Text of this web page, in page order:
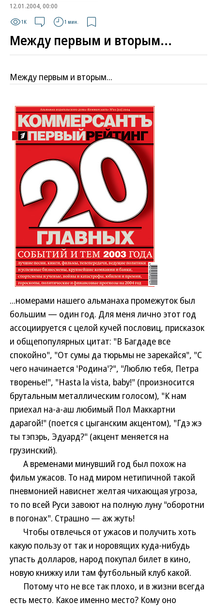
12.01.2004, 00:00
1K 1 мин.
Между первым и вторым...
Между первым и вторым...
...номерами нашего альманаха промежуток был
большим — один год. Для меня лично этот год
ассоциируется с целой кучей пословиц, присказок
и общепопулярных цитат: "В Багдаде все
спокойно", "От сумы да тюрьмы не зарекайся", "С
чего начинается 'Родина'?", "Люблю тебя, Петра
творенье!", "Hasta la vista, baby!" (произносится
брутальным металлическим голосом), "К нам
приехал на-а-аш любимый Пол Маккартни
дарагой!" (поется с цыганским акцентом), "Гдэ жэ
ты тэпэрь, Эдуард?" (акцент меняется на
грузинский).
А временами минувший год был похож на
фильм ужасов. То над миром нетипичной такой
пневмонией нависнет желтая чихающая угроза,
то по всей Руси завоют на полную луну "оборотни
в погонах". Страшно — аж жуть!
Чтобы отвлечься от ужасов и получить хоть
какую пользу от так и норовящих куда-нибудь
упасть долларов, народ покупал билет в кино,
новую книжку или там футбольный клуб какой.
Потому что не все так плохо, и в жизни всегда
есть место. Какое именно место? Кому оно